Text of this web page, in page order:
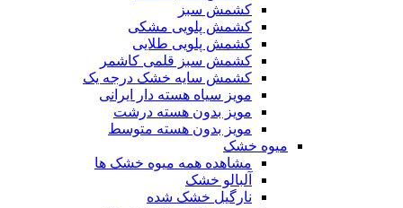
کشمش سبز
کشمش پلویی مشکی
کشمش پلویی طلایی
کشمش سبز قلمی کاشمر
کشمش سایه خشک درجه یک
مویز سیاه هسته دار ایرانی
مویز بدون هسته درشت
مویز بدون هسته متوسط
میوه خشک
مشاهده همه میوه خشک ها
آلبالو خشک
نارگیل خشک شده